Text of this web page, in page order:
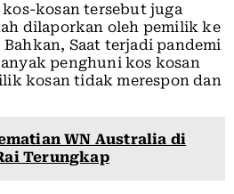
kosan tersebut juga
dilaporkan oleh pemilik ke
Bahkan, Saat terjadi pandemi
penghuni kos kosan
kosan tidak merespon dan
WN Australia di
Terungkap